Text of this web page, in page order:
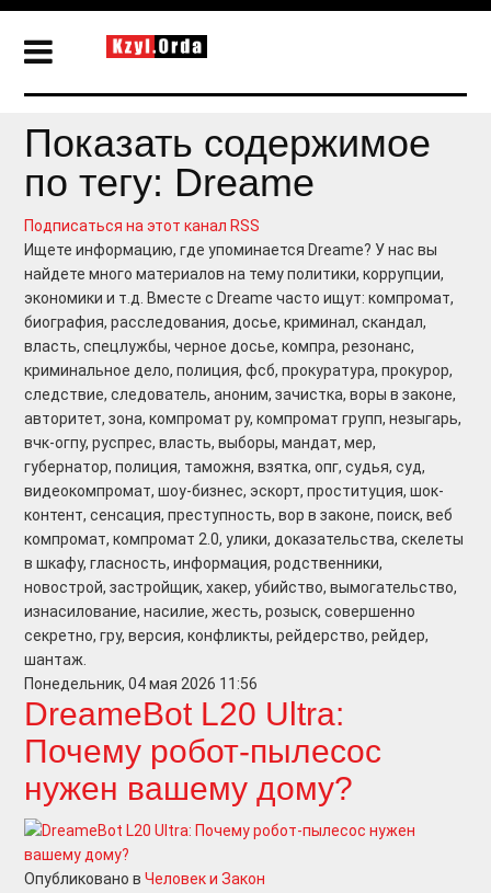
Показать содержимое
по тегу: Dreame
Подписаться на этот канал RSS
Ищете информацию, где упоминается Dreame? У нас вы
найдете много материалов на тему политики, коррупции,
экономики и т.д. Вместе с Dreame часто ищут: компромат,
биография, расследования, досье, криминал, скандал,
власть, спецлужбы, черное досье, компра, резонанс,
криминальное дело, полиция, фсб, прокуратура, прокурор,
следствие, следователь, аноним, зачистка, воры в законе,
авторитет, зона, компромат ру, компромат групп, незыгарь,
вчк-огпу, руспрес, власть, выборы, мандат, мер,
губернатор, полиция, таможня, взятка, опг, судья, суд,
видеокомпромат, шоу-бизнес, эскорт, проституция, шок-
контент, сенсация, преступность, вор в законе, поиск, веб
компромат, компромат 2.0, улики, доказательства, скелеты
в шкафу, гласность, информация, родственники,
новострой, застройщик, хакер, убийство, вымогательство,
изнасилование, насилие, жесть, розыск, совершенно
секретно, гру, версия, конфликты, рейдерство, рейдер,
шантаж.
Понедельник, 04 мая 2026 11:56
DreameBot L20 Ultra:
Почему робот-пылесос
нужен вашему дому?
Опубликовано в Человек и Закон